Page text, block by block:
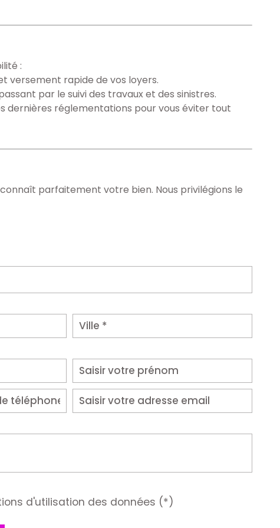
:
versement rapide de vos loyers.
par le suivi des travaux et des sinistres.
dernières réglementations pour vous éviter tout
parfaitement votre bien. Nous privilégions le
d'utilisation des données (*)